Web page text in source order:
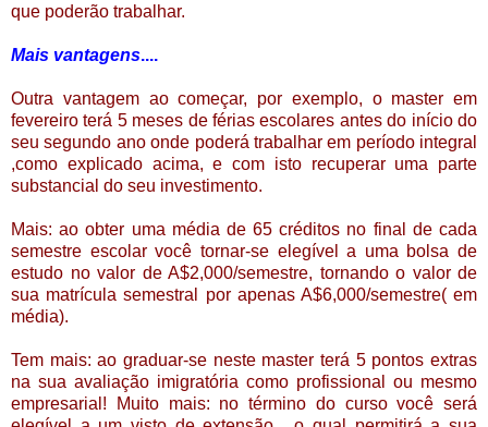
que poderão trabalhar.
Mais vantagens....
Outra vantagem ao começar, por exemplo, o master em
fevereiro terá 5 meses de férias escolares antes do início do
seu segundo ano onde poderá trabalhar em período integral
,como explicado acima, e com isto recuperar uma parte
substancial do seu investimento.
Mais: ao obter uma média de 65 créditos no final de cada
semestre escolar você tornar-se elegível a uma bolsa de
estudo no valor de A$2,000/semestre, tornando o valor de
sua matrícula semestral por apenas A$6,000/semestre( em
média).
Tem mais: ao graduar-se neste master terá 5 pontos extras
na sua avaliação imigratória como profissional ou mesmo
empresarial! Muito mais: no término do curso você será